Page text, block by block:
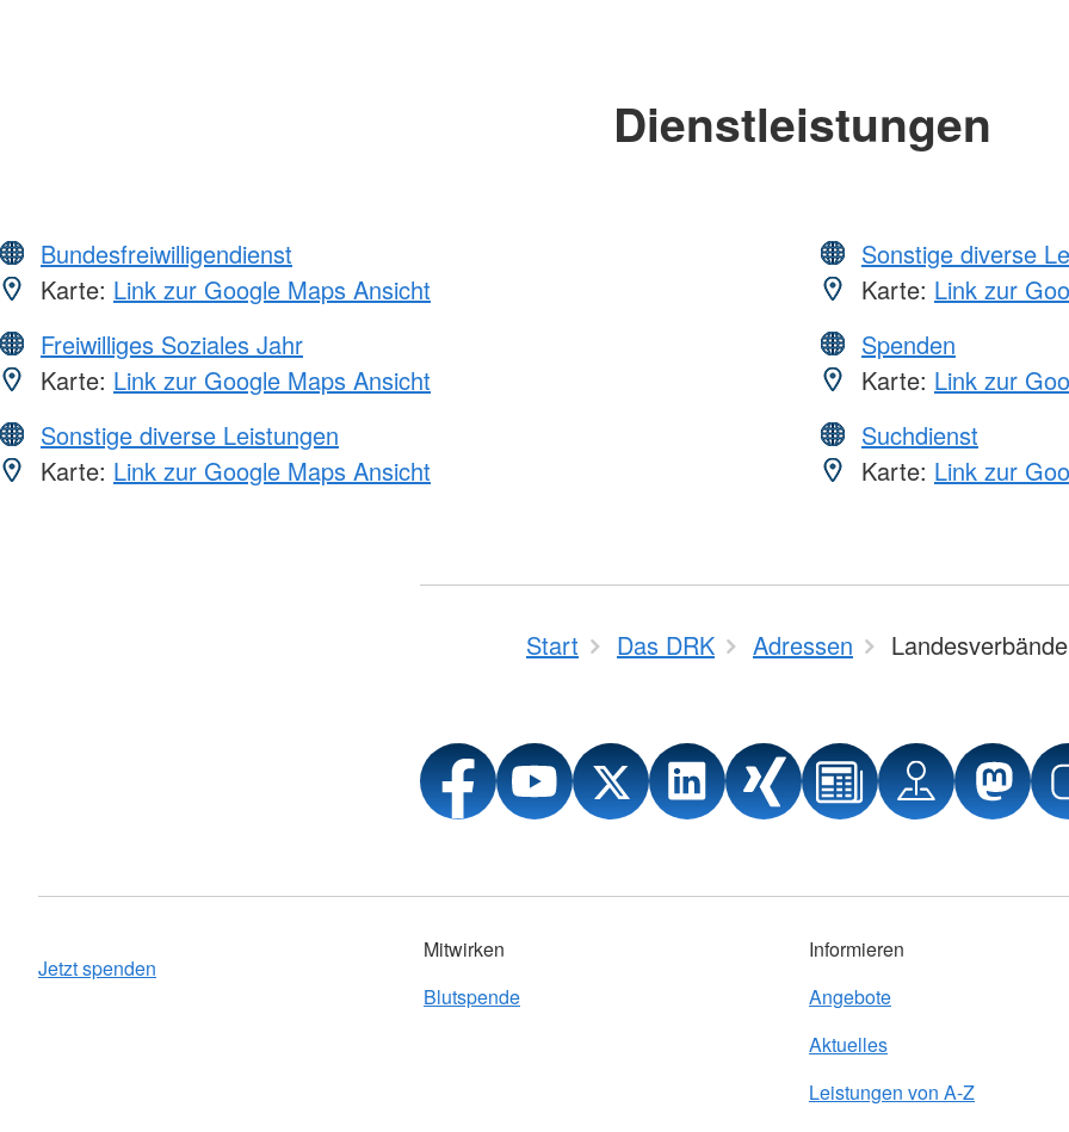
Dienstleistungen
Bundesfreiwilligendienst
Karte: Link zur Google Maps Ansicht
Freiwilliges Soziales Jahr
Karte: Link zur Google Maps Ansicht
Sonstige diverse Leistungen
Karte: Link zur Google Maps Ansicht
Sonstige diverse
Karte: Link zur
Spenden
Karte: Link zur
Suchdienst
Karte: Link zur
Start Das DRK Adressen Landesverbände
Jetzt spenden
Mitwirken
Blutspende
Informieren
Angebote
Aktuelles
Leistungen von A-Z